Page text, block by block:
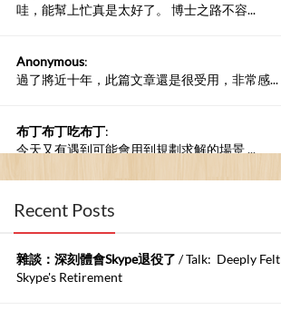
哇，能幫上忙真是太好了。 博士之路不容...
Anonymous:
過了將近十年，此篇文章還是很受用，非常感...
布丁布丁吃布丁:
今天又有遇到可能會用到規劃求解的場景 ...
布丁布丁吃布丁
kage好像也可以下載整個網站 感謝分享
Anonymous:
https://github.com/t...
Recent Posts
雜談：深刻體會Skype退役了 / Talk: Deeply Felt
Skype's Retirement